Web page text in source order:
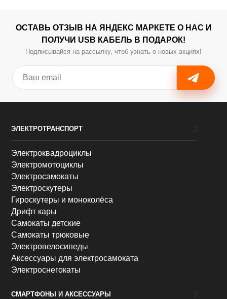
ОСТАВЬ ОТЗЫВ НА ЯНДЕКС МАРКЕТЕ О НАС И
ПОЛУЧИ USB КАБЕЛЬ В ПОДАРОК!
Подписывайся на рассылку, чтоб узнать о новых акциях!
ЭЛЕКТРОТРАНСПОРТ
Электроквадроциклы
Электромотоциклы
Электросамокаты
Электроскутеры
Гироскутеры и моноколёса
Дрифт кары
Самокаты детские
Самокаты трюковые
Электровелосипеды
Аксессуары для электросамоката
Электроснегокаты
СМАРТФОНЫ И АКСЕССУАРЫ